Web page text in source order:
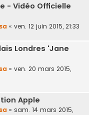
- Vidéo Officielle
« ven. 12 juin 2015, 21:33
Londres 'Jane
« ven. 20 mars 2015,
Apple
« sam. 14 mars 2015,